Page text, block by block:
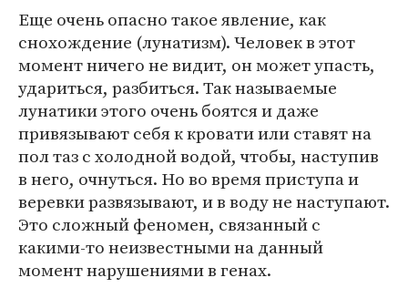
Еще очень опасно такое явление, как
снохождение (лунатизм). Человек в этот
момент ничего не видит, он может упасть,
удариться, разбиться. Так называемые
лунатики этого очень боятся и даже
привязывают себя к кровати или ставят на
пол таз с холодной водой, чтобы, наступив
в него, очнуться. Но во время приступа и
веревки развязывают, и в воду не наступают.
Это сложный феномен, связанный с
какими-то неизвестными на данный
момент нарушениями в генах.